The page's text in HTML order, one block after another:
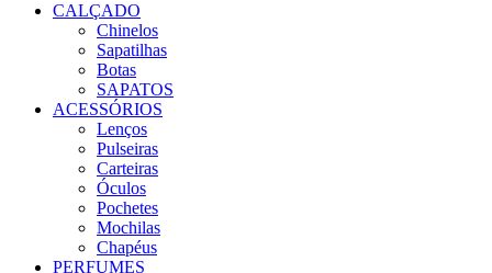
CALÇADO
Chinelos
Sapatilhas
Botas
SAPATOS
ACESSÓRIOS
Lenços
Pulseiras
Carteiras
Óculos
Pochetes
Mochilas
Chapéus
PERFUMES